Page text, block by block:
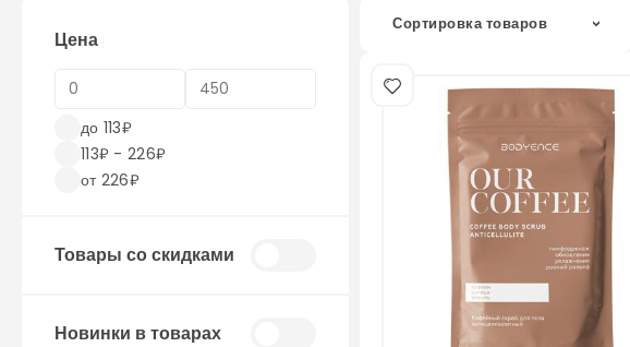
Сортировка товаров
Цена
до 113₽
113₽ - 226₽
от 226₽
Товары со скидками
Новинки в товарах